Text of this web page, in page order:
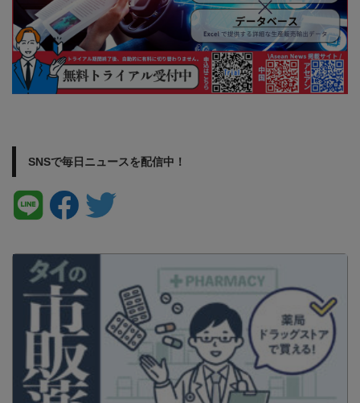
SNSで毎日ニュースを配信中！